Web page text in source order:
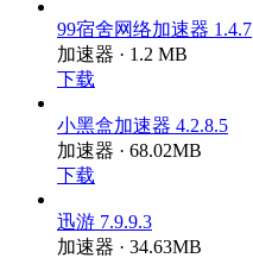
99宿舍网络加速器 1.4.7
加速器 · 1.2 MB
下载
小黑盒加速器 4.2.8.5
加速器 · 68.02MB
下载
迅游 7.9.9.3
加速器 · 34.63MB